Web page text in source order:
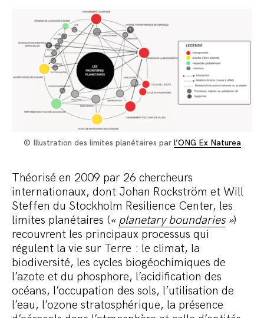
© Illustration des limites planétaires par l’ONG Ex Naturea
Théorisé en 2009 par 26 chercheurs
internationaux, dont Johan Rockström et Will
Steffen du Stockholm Resilience Center, les
limites planétaires (« planetary boundaries»)
recouvrent les principaux processus qui
régulent la vie sur Terre : le climat, la
biodiversité, les cycles biogéochimiques de
l’azote et du phosphore, l’acidification des
océans, l’occupation des sols, l’utilisation de
l’eau, l’ozone stratosphérique, la présence